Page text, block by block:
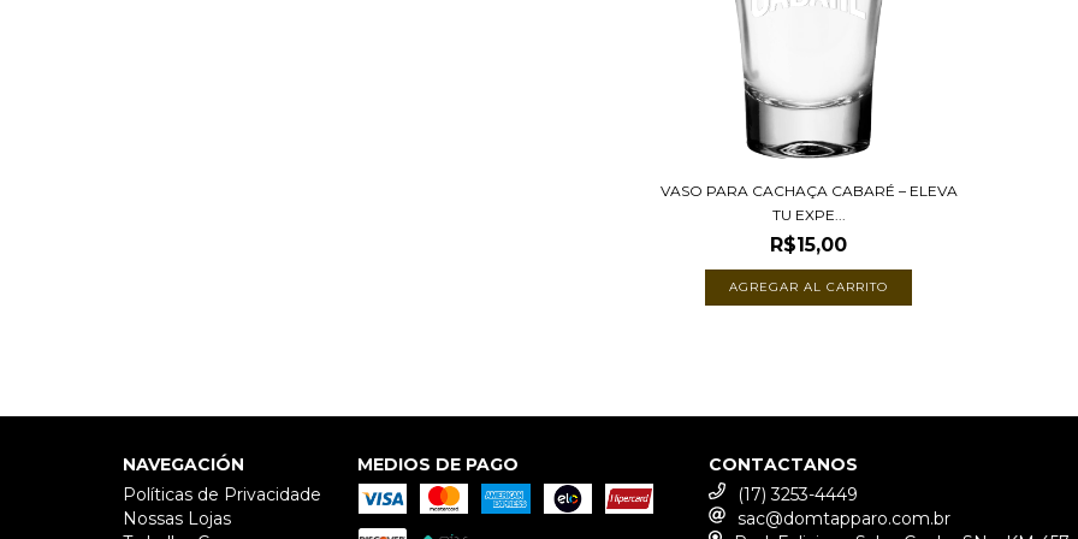
VASO PARA CACHAÇA CABARÉ – ELEVA
TU EXPE...
R$15,00
NAVEGACIÓN
Políticas de Privacidade
Nossas Lojas
MEDIOS DE PAGO
CONTACTANOS
(17) 3253-4449
sac@domtapparo.com.br